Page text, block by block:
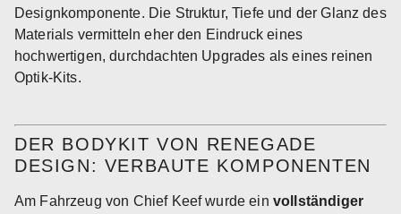
Designkomponente. Die Struktur, Tiefe und der Glanz des
Materials vermitteln eher den Eindruck eines
hochwertigen, durchdachten Upgrades als eines reinen
Optik-Kits.
DER BODYKIT VON RENEGADE
DESIGN: VERBAUTE KOMPONENTEN
Am Fahrzeug von Chief Keef wurde ein vollständiger